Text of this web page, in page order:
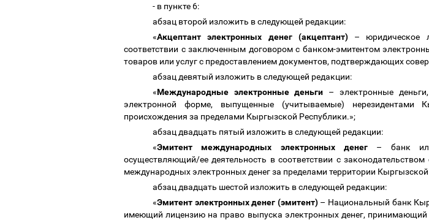
- в пункте 6:
абзац второй изложить в следующей редакции:
«Акцептант электронных денег (акцептант) – юридическое
соответствии с заключенным договором с банком-эмитентом
товаров или услуг с предоставлением документов, подтверждающих
абзац девятый изложить в следующей редакции:
«Международные электронные деньги – электронные
электронной форме, выпущенные (учитываемые) нерезидентами
происхождения за пределами Кыргызской Республики.»;
абзац двадцать пятый изложить в следующей редакции:
«Эмитент международных электронных денег – банк
осуществляющий/ее деятельность в соответствии с
международных электронных денег за пределами территории
абзац двадцать шестой изложить в следующей редакции:
«Эмитент электронных денег (эмитент) – Национальный банк
имеющий лицензию на право выпуска электронных денег, принимающий